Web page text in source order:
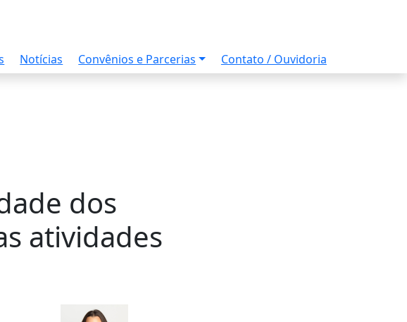
Notícias Convênios e Parcerias Contato / Ouvidoria
dos
atividades